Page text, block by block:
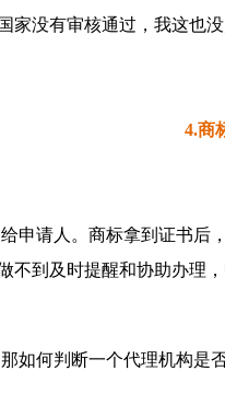
没有审核通过，我这也没
4.商
申请人。商标拿到证书
到及时提醒和协助办理
如何判断一个代理机构是